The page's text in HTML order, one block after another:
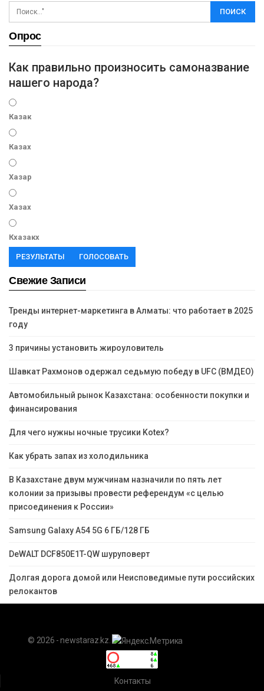
Опрос
Как правильно произносить самоназвание
нашего народа?
Казак
Казах
Хазар
Хазах
Кхазакх
РЕЗУЛЬТАТЫ ГОЛОСОВАТЬ
Свежие Записи
Тренды интернет-маркетинга в Алматы: что работает в 2025
году
3 причины установить жироуловитель
Шавкат Рахмонов одержал седьмую победу в UFC (ВМДЕО)
Автомобильный рынок Казахстана: особенности покупки и
финансирования
Для чего нужны ночные трусики Kotex?
Как убрать запах из холодильника
В Казахстане двум мужчинам назначили по пять лет
колонии за призывы провести референдум «с целью
присоединения к России»
Samsung Galaxy A54 5G 6 ГБ/128 ГБ
DeWALT DCF850E1T-QW шуруповерт
Долгая дорога домой или Неисповедимые пути российских
релокантов
© 2026 - newstaraz.kz.
Контакты